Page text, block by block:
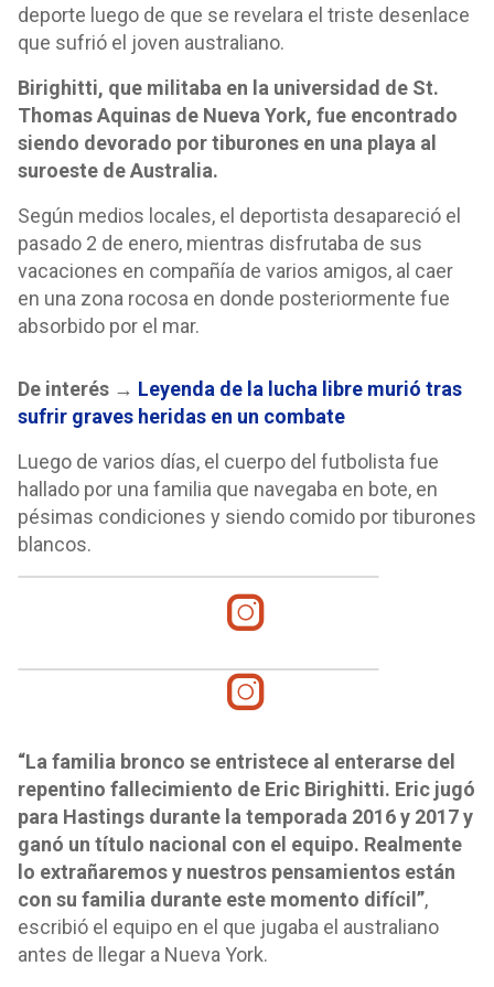
deporte luego de que se revelara el triste desenlace
que sufrió el joven australiano.
Birighitti, que militaba en la universidad de St.
Thomas Aquinas de Nueva York, fue encontrado
siendo devorado por tiburones en una playa al
suroeste de Australia.
Según medios locales, el deportista desapareció el
pasado 2 de enero, mientras disfrutaba de sus
vacaciones en compañía de varios amigos, al caer
en una zona rocosa en donde posteriormente fue
absorbido por el mar.
De interés → Leyenda de la lucha libre murió tras
sufrir graves heridas en un combate
Luego de varios días, el cuerpo del futbolista fue
hallado por una familia que navegaba en bote, en
pésimas condiciones y siendo comido por tiburones
blancos.
“La familia bronco se entristece al enterarse del
repentino fallecimiento de Eric Birighitti. Eric jugó
para Hastings durante la temporada 2016 y 2017 y
ganó un título nacional con el equipo. Realmente
lo extrañaremos y nuestros pensamientos están
con su familia durante este momento difícil”,
escribió el equipo en el que jugaba el australiano
antes de llegar a Nueva York.